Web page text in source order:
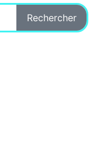
Rechercher